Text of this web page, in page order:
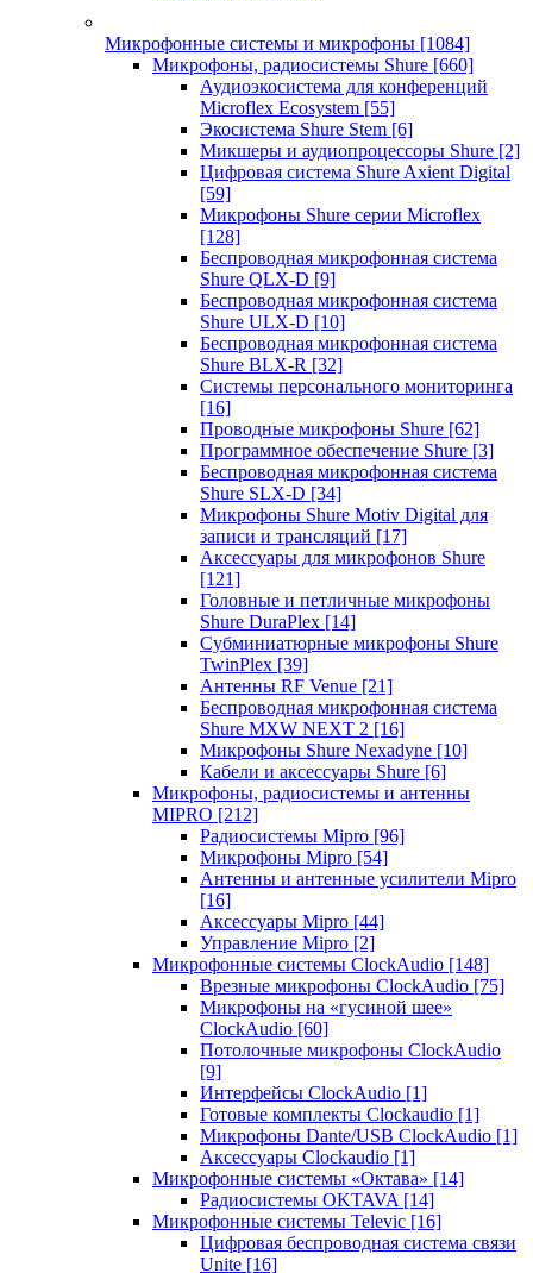
Микрофонные системы и микрофоны [1084]
Микрофоны, радиосистемы Shure [660]
Аудиоэкосистема для конференций
Microflex Ecosystem [55]
Экосистема Shure Stem [6]
Микшеры и аудиопроцессоры Shure [2]
Цифровая система Shure Axient Digital
[59]
Микрофоны Shure серии Microflex
[128]
Беспроводная микрофонная система
Shure QLX-D [9]
Беспроводная микрофонная система
Shure ULX-D [10]
Беспроводная микрофонная система
Shure BLX-R [32]
Системы персонального мониторинга
[16]
Проводные микрофоны Shure [62]
Программное обеспечение Shure [3]
Беспроводная микрофонная система
Shure SLX-D [34]
Микрофоны Shure Motiv Digital для
записи и трансляций [17]
Аксессуары для микрофонов Shure
[121]
Головные и петличные микрофоны
Shure DuraPlex [14]
Субминиатюрные микрофоны Shure
TwinPlex [39]
Антенны RF Venue [21]
Беспроводная микрофонная система
Shure MXW NEXT 2 [16]
Микрофоны Shure Nexadyne [10]
Кабели и аксессуары Shure [6]
Микрофоны, радиосистемы и антенны
MIPRO [212]
Радиосистемы Mipro [96]
Микрофоны Mipro [54]
Антенны и антенные усилители Mipro
[16]
Аксессуары Mipro [44]
Управление Mipro [2]
Микрофонные системы ClockAudio [148]
Врезные микрофоны ClockAudio [75]
Микрофоны на «гусиной шее»
ClockAudio [60]
Потолочные микрофоны ClockAudio
[9]
Интерфейсы ClockAudio [1]
Готовые комплекты Clockaudio [1]
Микрофоны Dante/USB ClockAudio [1]
Аксессуары Clockaudio [1]
Микрофонные системы «Октава» [14]
Радиосистемы OKTAVA [14]
Микрофонные системы Televic [16]
Цифровая беспроводная система связи
Unite [16]